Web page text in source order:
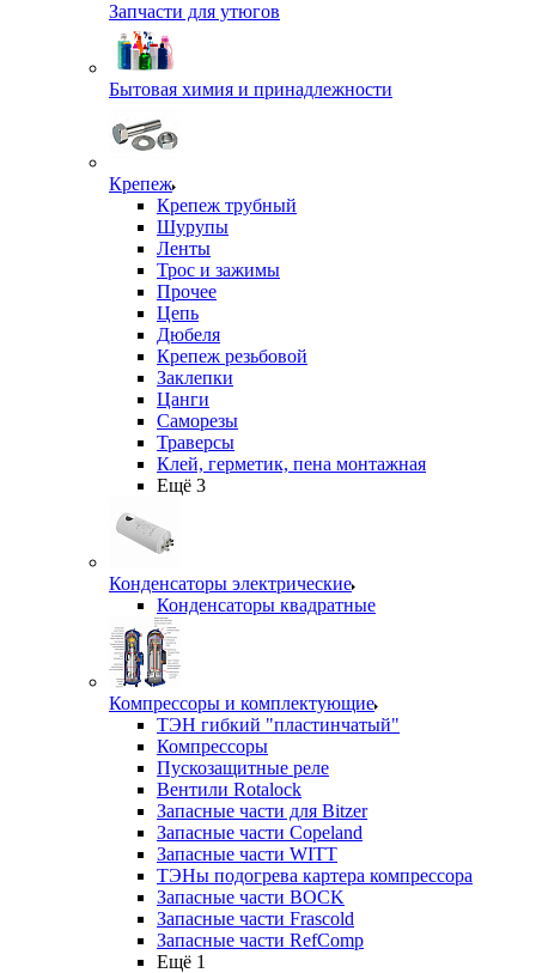
Запчасти для утюгов
Бытовая химия и принадлежности
Крепеж
Крепеж трубный
Шурупы
Ленты
Трос и зажимы
Прочее
Цепь
Дюбеля
Крепеж резьбовой
Заклепки
Цанги
Саморезы
Траверсы
Клей, герметик, пена монтажная
Ещё 3
Конденсаторы электрические
Конденсаторы квадратные
Компрессоры и комплектующие
ТЭН гибкий "пластинчатый"
Компрессоры
Пускозащитные реле
Вентили Rotalock
Запасные части для Bitzer
Запасные части Copeland
Запасные части WITT
ТЭНы подогрева картера компрессора
Запасные части BOCK
Запасные части Frascold
Запасные части RefComp
Ещё 1